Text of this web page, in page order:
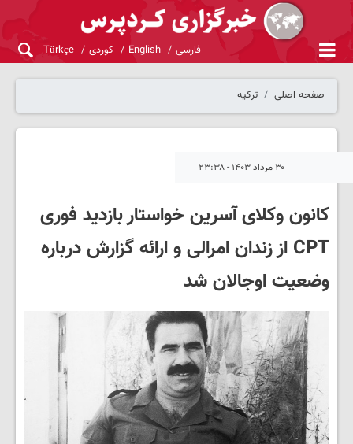
فارسی English کوردی Türkçe
صفحه اصلی ترکیه
۳۰ مرداد ۱۴۰۳ - ۲۳:۳۸
کانون وکلای آسرین خواستار بازدید فوری
CPT از زندان امرالی و ارائه گزارش درباره
وضعیت اوجالان شد